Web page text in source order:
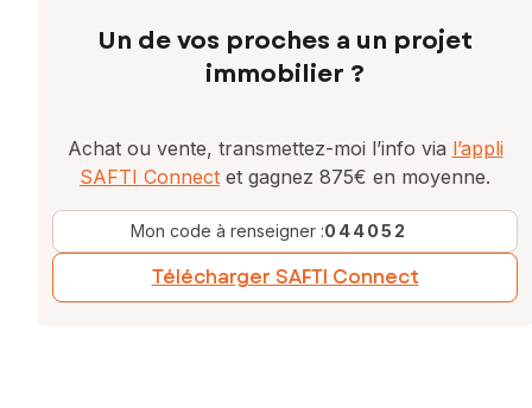
Un de vos proches a un projet
immobilier ?
Achat ou vente, transmettez-moi l’info via l’appli
SAFTI Connect et gagnez 875€ en moyenne.
Mon code à renseigner :044052
Télécharger SAFTI Connect